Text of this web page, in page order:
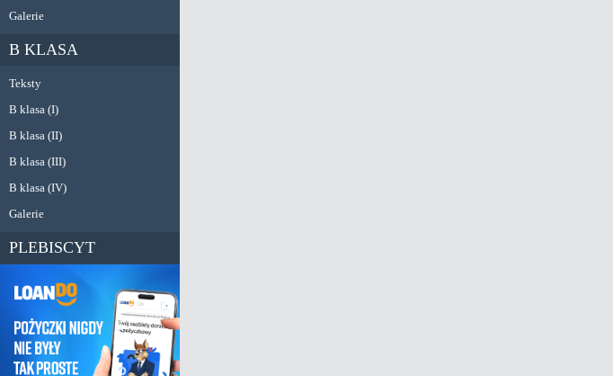
Galerie
B KLASA
Teksty
B klasa (I)
B klasa (II)
B klasa (III)
B klasa (IV)
Galerie
PLEBISCYT